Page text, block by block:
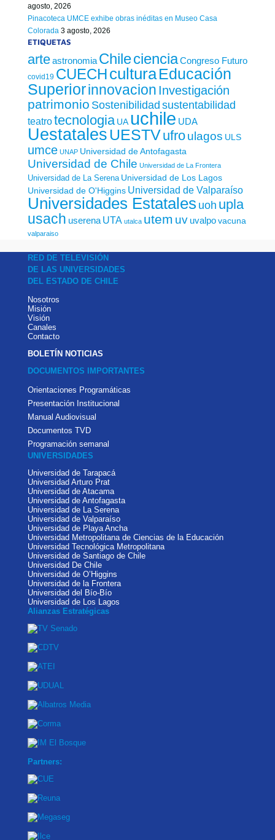
agosto, 2026
Pinacoteca UMCE exhibe obras inéditas en Museo Casa
Colorada 3 agosto, 2026
ETIQUETAS
arteastronomia Chileciencia Congreso Futuro
covid19 CUECHculturaEducación
Superiorinnovacion Investigación
patrimonio Sostenibilidad sustentabilidad
teatrotecnologia UA uchile UDA
Uestatales UESTVufroulagos ULS
umce UNAP Universidad de Antofagasta
Universidad de Chile Universidad de La Frontera
Universidad de La Serena Universidad de Los Lagos
Universidad de O'Higgins Universidad de Valparaíso
Universidades Estatales uoh upla
usach userena UTA utalca utem uv uvalpo vacuna
valparaiso
RED DE TELEVISIÓN
DE LAS UNIVERSIDADES
DEL ESTADO DE CHILE
Nosotros
Misión
Visión
Canales
Contacto
BOLETÍN NOTICIAS
DOCUMENTOS IMPORTANTES
Orientaciones Programáticas
Presentación Institucional
Manual Audiovisual
Documentos TVD
Programación semanal
UNIVERSIDADES
Universidad de Tarapacá
Universidad Arturo Prat
Universidad de Atacama
Universidad de Antofagasta
Universidad de La Serena
Universidad de Valparaíso
Universidad de Playa Ancha
Universidad Metropolitana de Ciencias de la Educación
Universidad Tecnológica Metropolitana
Universidad de Santiago de Chile
Universidad De Chile
Universidad de O’Higgins
Universidad de la Frontera
Universidad del Bío-Bío
Universidad de Los Lagos
Alianzas Estratégicas
Partners: